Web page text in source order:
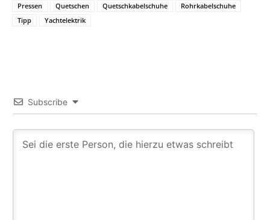
Pressen
Quetschen Quetschkabelschuhe
Rohrkabelschuhe
Tipp
Yachtelektrik
Subscribe